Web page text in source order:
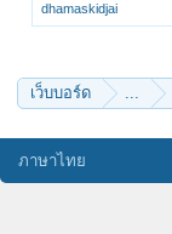
dhamaskidjai
เว็บบอร์ด ...
ภาษาไทย